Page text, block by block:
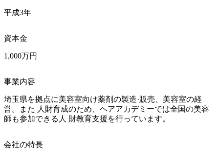
平成3年
資本金
1,000万円
事業内容
埼玉県を拠点に美容室向け薬剤の製造·販売、美容室の経
営。また 人財育成のため、ヘアアカデミーでは全国の美容
師も参加できる人 財教育支援を行っています。
会社の特長